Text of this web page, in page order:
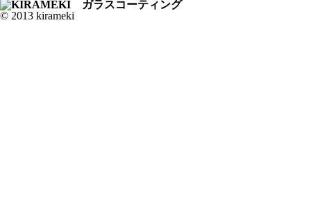
© 2013 kirameki